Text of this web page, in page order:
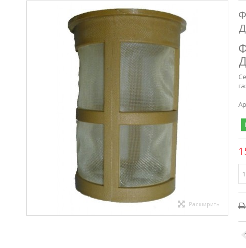
Расширить